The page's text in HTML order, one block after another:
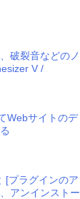
破裂音などのノ
V /
Webサイトのデ
[プラグインのア
アンインストー